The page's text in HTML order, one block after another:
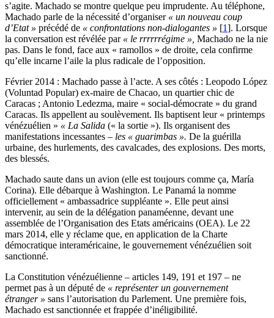
s’agite. Machado se montre quelque peu imprudente. Au téléphone,
Machado parle de la nécessité d’organiser « un nouveau coup
d’Etat » précédé de « confrontations non-dialogantes » [1]. Lorsque
la conversation est révélée par « le rrrrrrégime », Machado ne la nie
pas. Dans le fond, face aux « ramollos » de droite, cela confirme
qu’elle incarne l’aile la plus radicale de l’opposition.
Février 2014 : Machado passe à l’acte. A ses côtés : Leopodo López
(Voluntad Popular) ex-maire de Chacao, un quartier chic de
Caracas ; Antonio Ledezma, maire « social-démocrate » du grand
Caracas. Ils appellent au soulèvement. Ils baptisent leur « printemps
vénézuélien » « La Salida (« la sortie »). Ils organisent des
manifestations incessantes – les « guarimbas ». De la guérilla
urbaine, des hurlements, des cavalcades, des explosions. Des morts,
des blessés.
Machado saute dans un avion (elle est toujours comme ça, María
Corina). Elle débarque à Washington. Le Panamá la nomme
officiellement « ambassadrice suppléante ». Elle peut ainsi
intervenir, au sein de la délégation panaméenne, devant une
assemblée de l’Organisation des Etats américains (OEA). Le 22
mars 2014, elle y réclame que, en application de la Charte
démocratique interaméricaine, le gouvernement vénézuélien soit
sanctionné.
La Constitution vénézuélienne – articles 149, 191 et 197 – ne
permet pas à un député de « représenter un gouvernement
étranger » sans l’autorisation du Parlement. Une première fois,
Machado est sanctionnée et frappée d’inéligibilité.